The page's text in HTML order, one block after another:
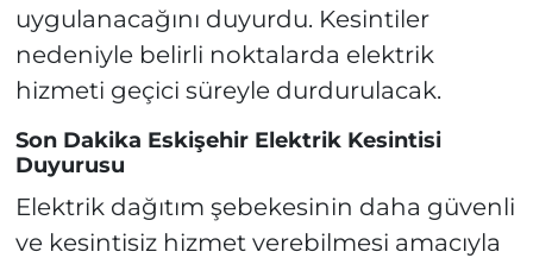
uygulanacağını duyurdu. Kesintiler
nedeniyle belirli noktalarda elektrik
hizmeti geçici süreyle durdurulacak.
Son Dakika Eskişehir Elektrik Kesintisi
Duyurusu
Elektrik dağıtım şebekesinin daha güvenli
ve kesintisiz hizmet verebilmesi amacıyla